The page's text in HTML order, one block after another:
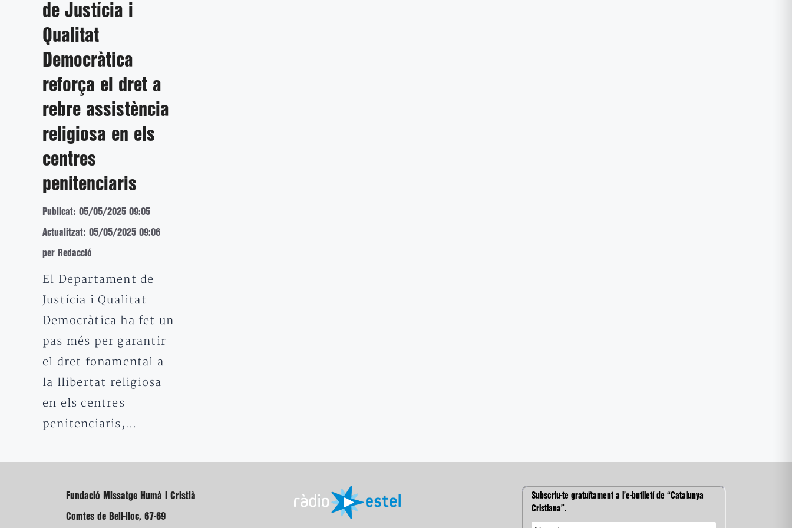
de Justícia i
Qualitat
Democràtica
reforça el dret a
rebre assistència
religiosa en els
centres
penitenciaris
Publicat: 05/05/2025 09:05
Actualitzat: 05/05/2025 09:06
per Redacció
El Departament de
Justícia i Qualitat
Democràtica ha fet un
pas més per garantir
el dret fonamental a
la llibertat religiosa
en els centres
penitenciaris,…
Fundació Missatge Humà i Cristià
Comtes de Bell-lloc, 67-69
Subscriu-te gratuïtament a l’e-butlletí de “Catalunya
Cristiana”.